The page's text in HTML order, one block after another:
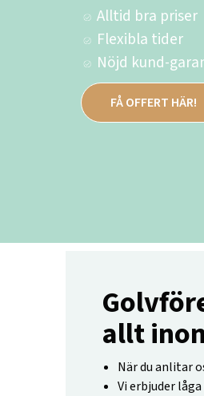
Alltid bra priser
Flexibla tider
Nöjd kund-
FÅ OFFERT HÄR!
allt
När du anlitar
Vi erbjuder